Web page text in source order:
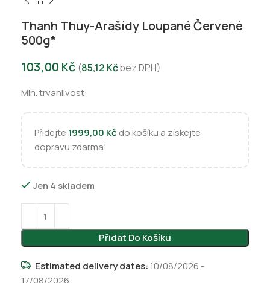
Thanh Thuy-Arašídy Loupané Červené
500g*
103,00 Kč (85,12 Kčbez DPH)
Min. trvanlivost:
Přidejte 1999,00 Kč do košíku a získejte
dopravu zdarma!
Jen 4 skladem
Přidat Do Košíku
Estimated delivery dates: 10/08/2026 -
17/08/2026